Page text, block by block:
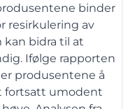
binder
resirkulering av
bidra til at
Ifølge rapporten
produsentene å
fortsatt umodent